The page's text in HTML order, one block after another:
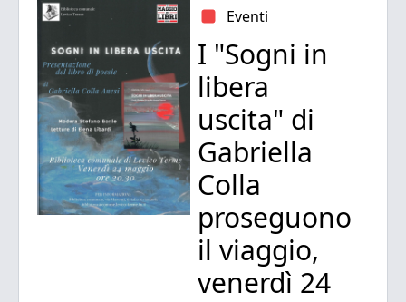
Eventi
I "Sogni in
libera
uscita" di
Gabriella
Colla
proseguono
il viaggio,
venerdì 24